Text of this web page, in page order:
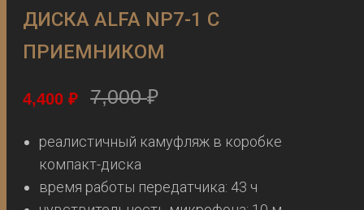
ДИСКА ALFA NP7-1 С
ПРИЕМНИКОМ
7,000₽
4,400₽
реалистичный камуфляж в коробке
компакт-диска
время работы передатчика: 43 ч